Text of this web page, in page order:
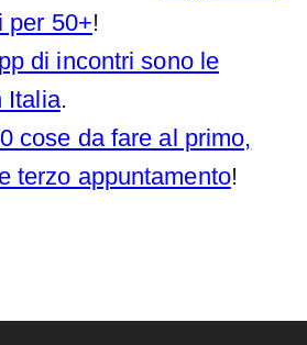
per 50+!
di incontri sono le
Italia.
cose da fare al primo,
terzo appuntamento!